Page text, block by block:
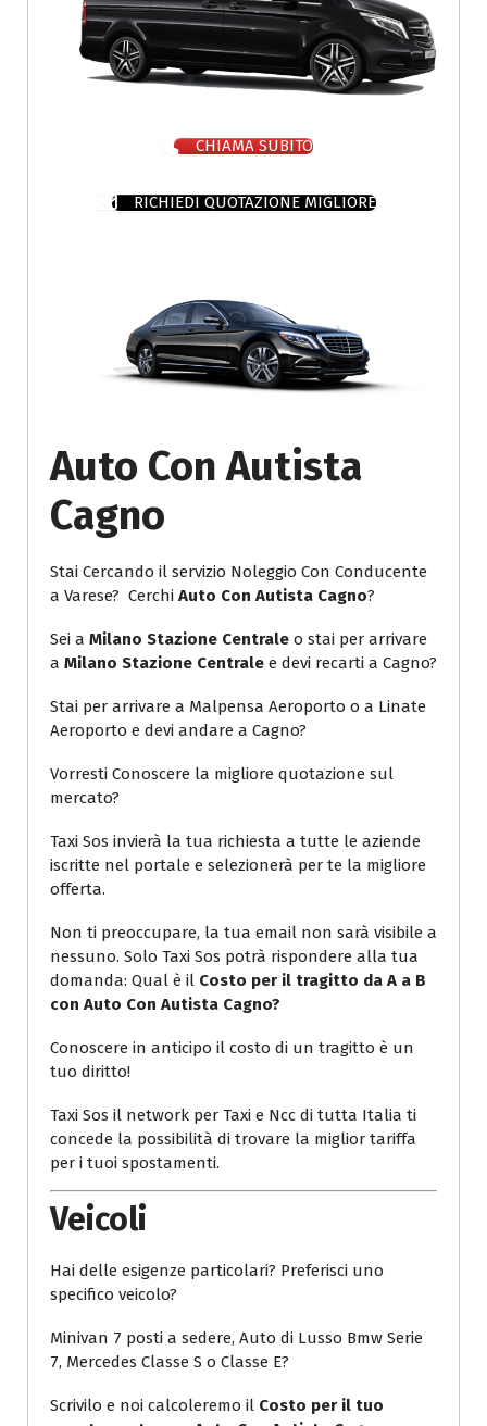
CHIAMA SUBITO
RICHIEDI QUOTAZIONE MIGLIORE
Auto Con Autista
Cagno
Stai Cercando il servizio Noleggio Con Conducente
a Varese? Cerchi Auto Con Autista Cagno?
Sei a Milano Stazione Centrale o stai per arrivare
a Milano Stazione Centrale e devi recarti a Cagno?
Stai per arrivare a Malpensa Aeroporto o a Linate
Aeroporto e devi andare a Cagno?
Vorresti Conoscere la migliore quotazione sul
mercato?
Taxi Sos invierà la tua richiesta a tutte le aziende
iscritte nel portale e selezionerà per te la migliore
offerta.
Non ti preoccupare, la tua email non sarà visibile a
nessuno. Solo Taxi Sos potrà rispondere alla tua
domanda: Qual è il Costo per il tragitto da A a B
con Auto Con Autista Cagno?
Conoscere in anticipo il costo di un tragitto è un
tuo diritto!
Taxi Sos il network per Taxi e Ncc di tutta Italia ti
concede la possibilità di trovare la miglior tariffa
per i tuoi spostamenti.
Veicoli
Hai delle esigenze particolari? Preferisci uno
specifico veicolo?
Minivan 7 posti a sedere, Auto di Lusso Bmw Serie
7, Mercedes Classe S o Classe E?
Scrivilo e noi calcoleremo il Costo per il tuo